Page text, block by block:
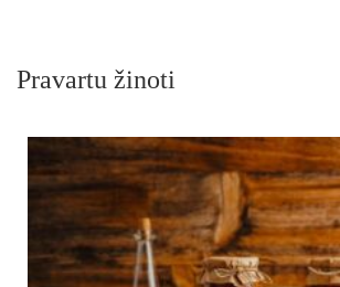
Pravartu žinoti